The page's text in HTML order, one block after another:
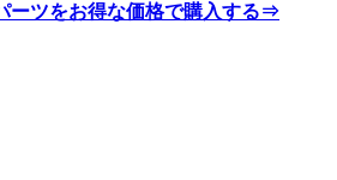
ーツをお得な価格で購入する⇒